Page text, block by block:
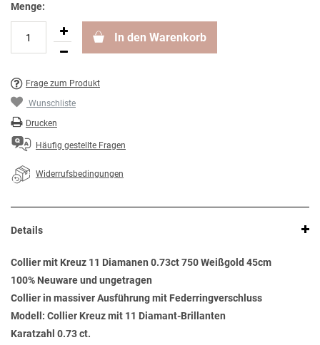
Menge:
In den Warenkorb
Frage zum Produkt
Wunschliste
Drucken
Häufig gestellte Fragen
Widerrufsbedingungen
Details
Collier mit Kreuz 11 Diamanen 0.73ct 750 Weißgold 45cm
100% Neuware und ungetragen
Collier in massiver Ausführung mit Federringverschluss
Modell: Collier Kreuz mit 11 Diamant-Brillanten
Karatzahl 0.73 ct.